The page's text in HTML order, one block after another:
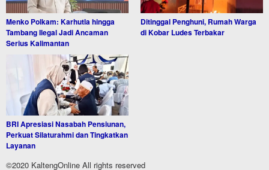
Menko Polkam: Karhutla hingga
Tambang Ilegal Jadi Ancaman
Serius Kalimantan
Ditinggal Penghuni, Rumah Warga
di Kobar Ludes Terbakar
BRI Apresiasi Nasabah Pensiunan,
Perkuat Silaturahmi dan Tingkatkan
Layanan
©2020 KaltengOnline All rights reserved